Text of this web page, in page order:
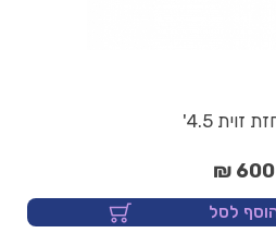
זוית 4.5'
600 ₪
לסל